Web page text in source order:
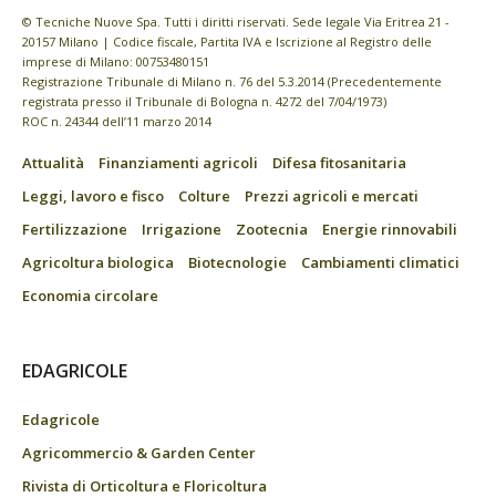
© Tecniche Nuove Spa. Tutti i diritti riservati. Sede legale Via Eritrea 21 -
20157 Milano | Codice fiscale, Partita IVA e Iscrizione al Registro delle
imprese di Milano: 00753480151
Registrazione Tribunale di Milano n. 76 del 5.3.2014 (Precedentemente
registrata presso il Tribunale di Bologna n. 4272 del 7/04/1973)
ROC n. 24344 dell’11 marzo 2014
Attualità Finanziamenti agricoli
Difesa fitosanitaria
Leggi, lavoro e fisco
Colture
Prezzi agricoli e mercati
Fertilizzazione
Irrigazione Zootecnia
Energie rinnovabili
Agricoltura biologica
Biotecnologie
Cambiamenti climatici
Economia circolare
EDAGRICOLE
Edagricole
Agricommercio & Garden Center
Rivista di Orticoltura e Floricoltura